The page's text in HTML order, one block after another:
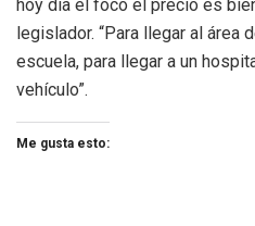
hoy día el foco el precio es
legislador. “Para llegar al área
escuela, para llegar a un
vehículo”.
Me gusta esto: